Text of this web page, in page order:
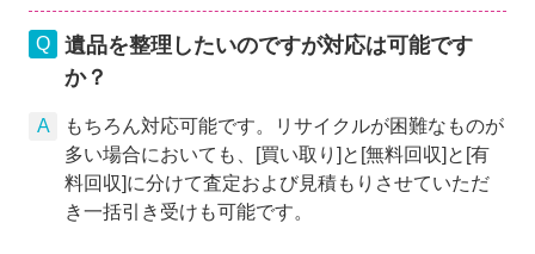
遺品を整理したいのですが対応は可能です
か？
もちろん対応可能です。リサイクルが困難なものが
多い場合においても、[買い取り]と[無料回収]と[有
料回収]に分けて査定および見積もりさせていただ
き一括引き受けも可能です。